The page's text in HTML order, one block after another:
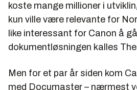
koste mange millioner i
kun ville være relevante for
like interessant for Canon å
dokumentløsningen kalles
Men for et par år siden kom
med Documaster – nærmest